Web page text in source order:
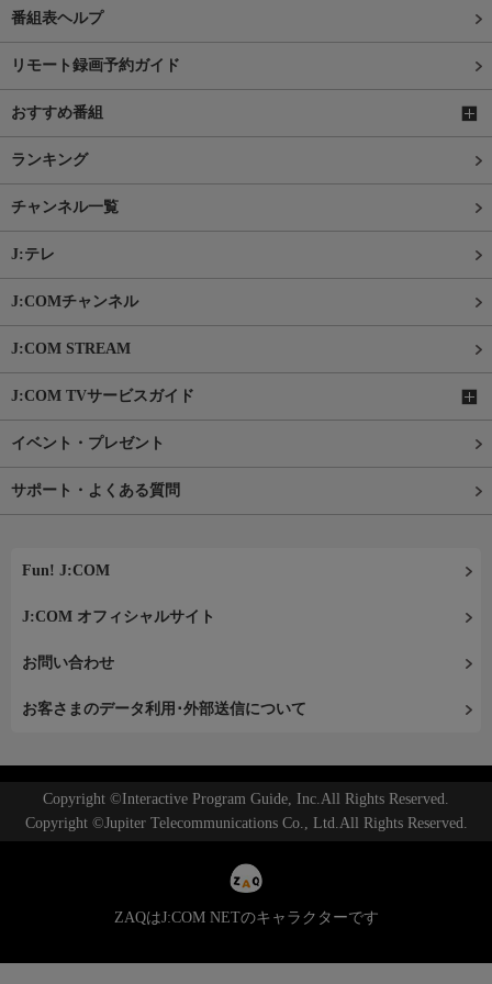
番組表ヘルプ
リモート録画予約ガイド
おすすめ番組
ランキング
チャンネル一覧
J:テレ
J:COMチャンネル
J:COM STREAM
J:COM TVサービスガイド
イベント・プレゼント
サポート・よくある質問
Fun! J:COM
J:COM オフィシャルサイト
お問い合わせ
お客さまのデータ利用･外部送信について
Copyright ©Interactive Program Guide, Inc.All Rights Reserved.
Copyright ©Jupiter Telecommunications Co., Ltd.All Rights Reserved.
ZAQはJ:COM NETのキャラクターです